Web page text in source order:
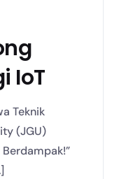
IoT
Teknik
(JGU)